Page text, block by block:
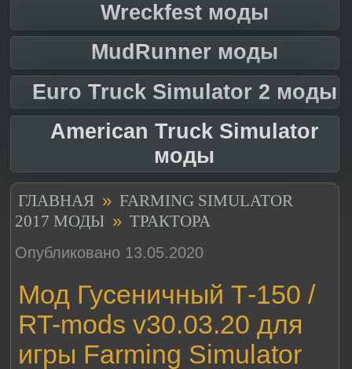
Wreckfest моды
MudRunner моды
Euro Truck Simulator 2 моды
American Truck Simulator
моды
ГЛАВНАЯ » FARMING SIMULATOR
2017 МОДЫ » ТРАКТОРА
Опубликовано 13.05.2020
Мод Гусеничный Т-150 /
RT-mods v30.03.20 для
игры Farming Simulator